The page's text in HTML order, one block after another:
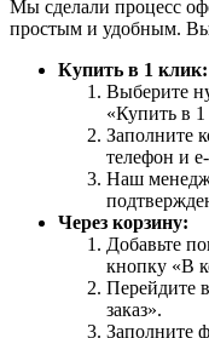
Мы сделали процесс
простым и удобным.
Купить в 1 клик:
Выберите
«Купить в
Заполните
телефон и
Наш
Через корзину:
Добавьте
кнопку «В
Перейдите
заказ».
Заполните